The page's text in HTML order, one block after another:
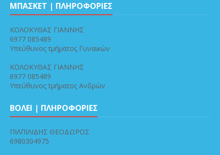
ΜΠΑΣΚΕΤ | ΠΛΗΡΟΦΟΡΙΕΣ
ΚΟΛΟΚΥΘΑΣ ΓΙΑΝΝΗΣ
6977 085489
Υπεύθυνος τμήματος Γυναικών
ΚΟΛΟΚΥΘΑΣ ΓΙΑΝΝΗΣ
6977 085489
Υπεύθυνος τμήματος Ανδρών
ΒΟΛΕΙ | ΠΛΗΡΟΦΟΡΙΕΣ
ΠΙΛΠΙΛΙΔΗΣ ΘΕΟΔΩΡΟΣ
6980304975